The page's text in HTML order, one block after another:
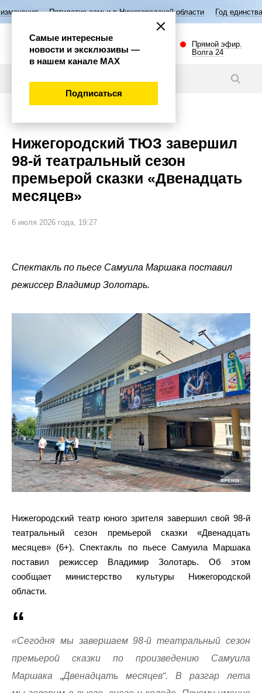
семьи в Нижегородской области Год единства народов России
Прямой эфир.
Волга 24
Нижегородский ТЮЗ завершил
98-й театральный сезон
премьерой сказки «Двенадцать
месяцев»
6 июля 2026 года, 19:27
Спектакль по пьесе Самуила Маршака поставил
режиссер Владимир Золотарь.
Нижегородский театр юного зрителя завершил свой 98-й
театральный сезон премьерой сказки «Двенадцать
месяцев» (6+). Спектакль по пьесе Самуила Маршака
поставил режиссер Владимир Золотарь. Об этом
сообщает министерство культуры Нижегородской
области.
«Сегодня мы завершаем 98-й театральный сезон
премьерой сказки по произведению Самуила
Маршака „Двенадцать месяцев“. В разгар лета
Самые интересные
новости и эксклюзивы —
в нашем канале МАХ
Подписаться